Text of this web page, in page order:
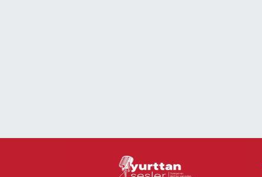
Süper Lig Puan Durumu ve Fikstür